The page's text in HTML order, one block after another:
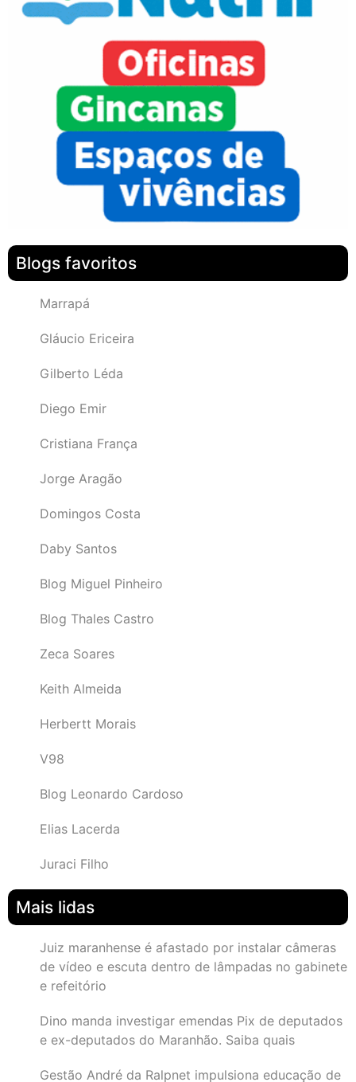
Blogs favoritos
Marrapá
Gláucio Ericeira
Gilberto Léda
Diego Emir
Cristiana França
Jorge Aragão
Domingos Costa
Daby Santos
Blog Miguel Pinheiro
Blog Thales Castro
Zeca Soares
Keith Almeida
Herbertt Morais
V98
Blog Leonardo Cardoso
Elias Lacerda
Juraci Filho
Mais lidas
Juiz maranhense é afastado por instalar câmeras
de vídeo e escuta dentro de lâmpadas no gabinete
e refeitório
Dino manda investigar emendas Pix de deputados
e ex-deputados do Maranhão. Saiba quais
Gestão André da Ralpnet impulsiona educação de